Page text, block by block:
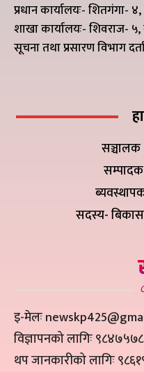
प्रधान कार्यालयः- शितगंगा- ४,
शाखा कार्यालयः- शिवराज-
सूचना तथा प्रसारण विभाग
सदस्य- बिकास
इ-मेलः
विज्ञापनको लागिः
थप जानकारीको लागिः